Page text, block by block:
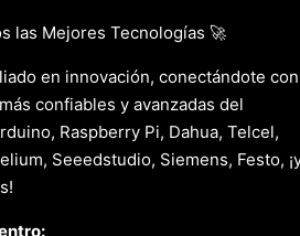
las Mejores Tecnologías 🚀
en innovación, conectándote con
confiables y avanzadas del
Raspberry Pi, Dahua, Telcel,
Seeedstudio, Siemens, Festo,